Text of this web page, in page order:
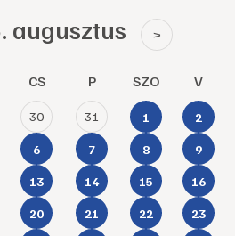
augusztus >
CS P SZO V
30 31 1 2
6 7 8 9
13 14 15 16
20 21 22 23